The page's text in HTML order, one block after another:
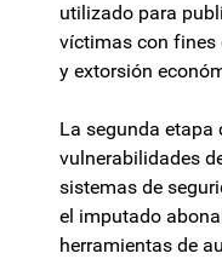
utilizado para
víctimas con fines
y extorsión
La segunda etapa
vulnerabilidades
sistemas de
el imputado
herramientas de